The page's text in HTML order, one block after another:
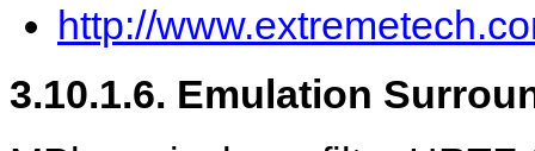
http://
3.10.1.6. Emulation